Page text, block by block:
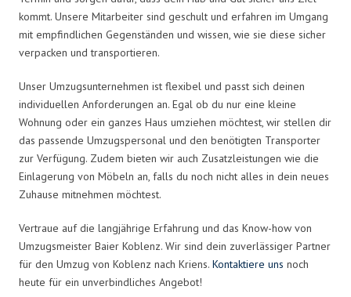
kommt. Unsere Mitarbeiter sind geschult und erfahren im Umgang
mit empfindlichen Gegenständen und wissen, wie sie diese sicher
verpacken und transportieren.
Unser Umzugsunternehmen ist flexibel und passt sich deinen
individuellen Anforderungen an. Egal ob du nur eine kleine
Wohnung oder ein ganzes Haus umziehen möchtest, wir stellen dir
das passende Umzugspersonal und den benötigten Transporter
zur Verfügung. Zudem bieten wir auch Zusatzleistungen wie die
Einlagerung von Möbeln an, falls du noch nicht alles in dein neues
Zuhause mitnehmen möchtest.
Vertraue auf die langjährige Erfahrung und das Know-how von
Umzugsmeister Baier Koblenz. Wir sind dein zuverlässiger Partner
für den Umzug von Koblenz nach Kriens. Kontaktiere uns noch
heute für ein unverbindliches Angebot!